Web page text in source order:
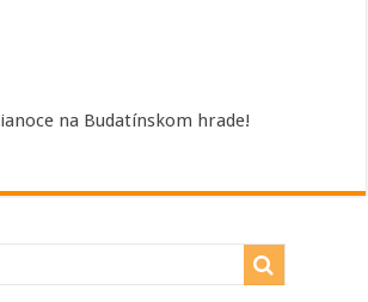
na Budatínskom hrade!